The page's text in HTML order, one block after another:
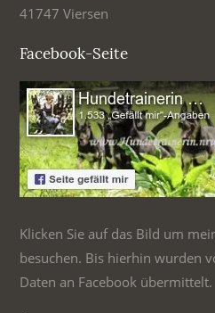
41747 Viersen
Facebook-Seite
Klicken Sie auf das Bild um
besuchen. Bis hierhin wurden
Daten an Facebook übermittelt.